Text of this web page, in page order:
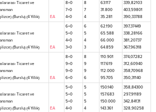
Ticaret ve
(Burslu) (4 Yıllık)
EA
8+0
7+0
4+0
8
7
4
63.117
31.800
35.281
339,82103
403,59801
390,33788
Ticaret ve
(Burslu) (4 Yıllık)
EA
6+0
5+0
4+0
3+0
6
5
4
3
62.190
65.588
66.000
64.859
397,37449
338,28166
381,20737
367,96318
Ticaret ve
(Burslu) (4 Yıllık)
EA
8+0
9+0
9+0
6+0
8
9
9
6
110.901
117.619
112.000
95.705
374,07282
312,60940
358,70968
350,31140
Ticaret ve
(Burslu) (4 Yıllık)
EA
5+0
5+0
5+0
4+0
5
5
5
4
150.140
157.683
150.000
143.361
358,84300
297,91189
342,84131
328,90258